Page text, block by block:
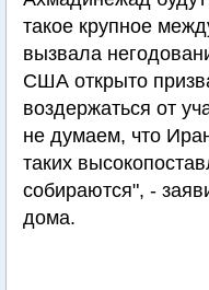
такое крупное
вызвала
США открыто
воздержаться от
не думаем, что
таких
собираются", -
дома.